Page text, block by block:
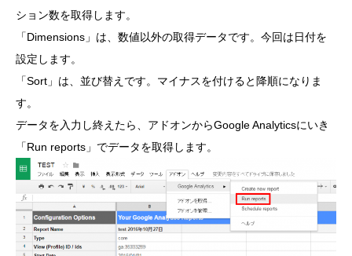
ション数を取得します。
「Dimensions」は、数値以外の取得データです。今回は日付を
設定します。
「Sort」は、並び替えです。マイナスを付けると降順になりま
す。
データを入力し終えたら、アドオンからGoogle Analyticsにいき
「Run reports」でデータを取得します。